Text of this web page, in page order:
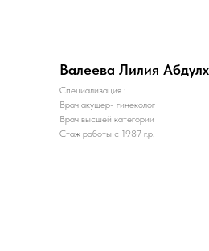
Валеева Лилия
Специализация :
Врач акушер- гинеколог
Врач высшей категории
Стаж работы с 1987 г.р.